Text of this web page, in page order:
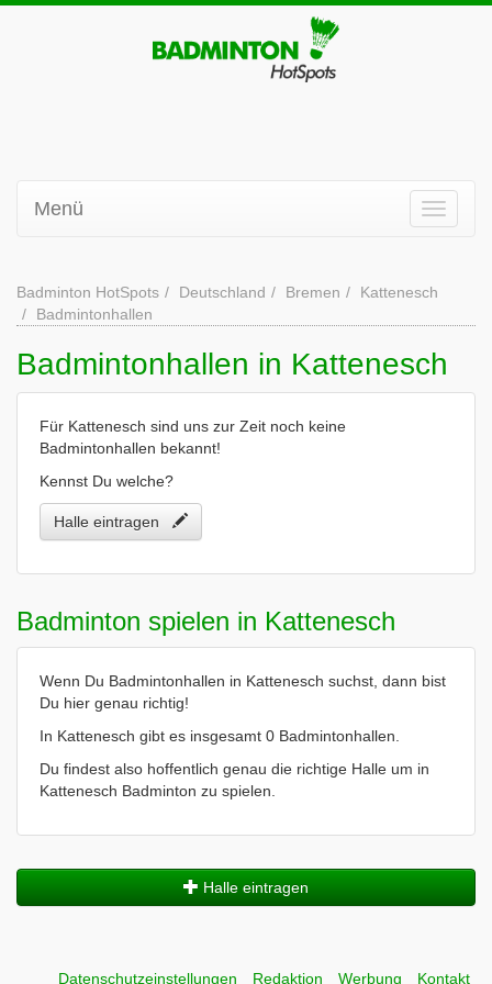
Menü
Badminton HotSpots Deutschland Bremen
Kattenesch
Badmintonhallen
Badmintonhallen in Kattenesch
Für Kattenesch sind uns zur Zeit noch keine
Badmintonhallen bekannt!
Kennst Du welche?
Halle eintragen
Badminton spielen in Kattenesch
Wenn Du Badmintonhallen in Kattenesch suchst, dann bist
Du hier genau richtig!
In Kattenesch gibt es insgesamt 0 Badmintonhallen.
Du findest also hoffentlich genau die richtige Halle um in
Kattenesch Badminton zu spielen.
Halle eintragen
Datenschutzeinstellungen Redaktion Werbung Kontakt